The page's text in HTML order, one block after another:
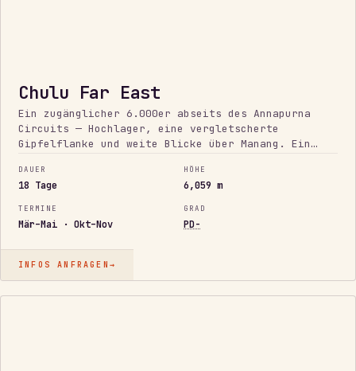
Chulu Far East
Ein zugänglicher 6.000er abseits des Annapurna
Circuits — Hochlager, eine vergletscherte
Gipfelflanke und weite Blicke über Manang. Ein
vollwertige Expedition.
DAUER
18 Tage
HÖHE
6,059 m
TERMINE
Mär–Mai · Okt–Nov
GRAD
PD-
INFOS ANFRAGEN →